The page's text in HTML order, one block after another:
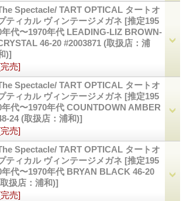
Spectacle/ TART OPTICAL タートオ
ティカル ヴィンテージメガネ [推定195
年代〜1970年代 LEADING-LIZ BROWN-
46-20 #2003871 (取扱店：浦
)]
売]
Spectacle/ TART OPTICAL タートオ
ティカル ヴィンテージメガネ [推定195
年代〜1970年代 COUNTDOWN AMBER
24 (取扱店：浦和)]
売]
Spectacle/ TART OPTICAL タートオ
ティカル ヴィンテージメガネ [推定195
年代〜1970年代 BRYAN BLACK 46-20
扱店：浦和)]
売]